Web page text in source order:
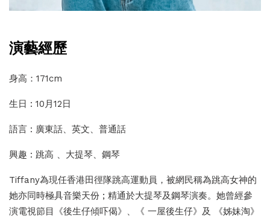
演藝經歷
身高：171cm
生日 : 10月12日
語言 : 廣東話、英⽂、普通話
興趣 : 跳⾼ 、⼤提琴、鋼琴
Tiffany為現任⾹港⽥徑隊跳⾼運動員，被網民稱為跳⾼女神的
她亦同時極具音樂天份 ; 精通於⼤提琴及鋼琴演奏。她曾經參
演電視節目《後⽣仔傾吓偈》、《 ⼀屋後⽣仔》及 《姊妹淘》